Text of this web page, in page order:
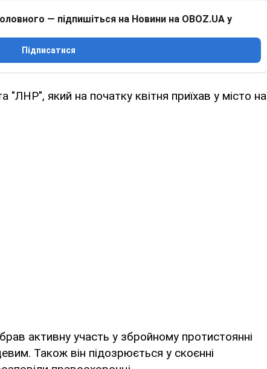
— підпишіться на Новини на OBOZ.UA у
Підписатися
"ЛНР", який на початку квітня приїхав у місто на
активну участь у збройному протистоянні
Також він підозрюється у скоєнні